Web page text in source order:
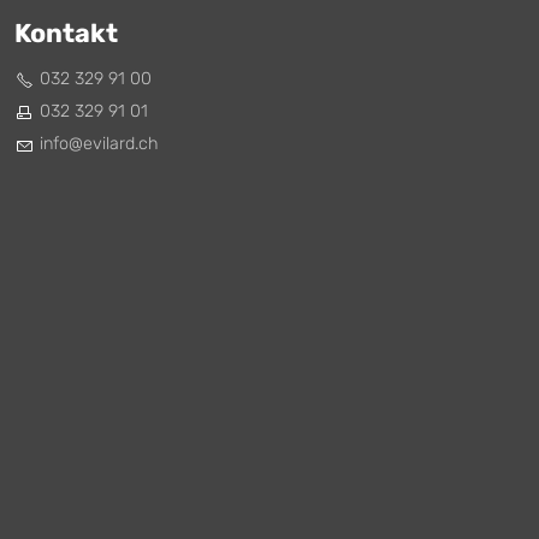
Kontakt
032 329 91 00
032 329 91 01
nf
v l rd ch